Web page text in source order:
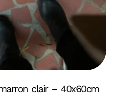
clair – 40x60cm